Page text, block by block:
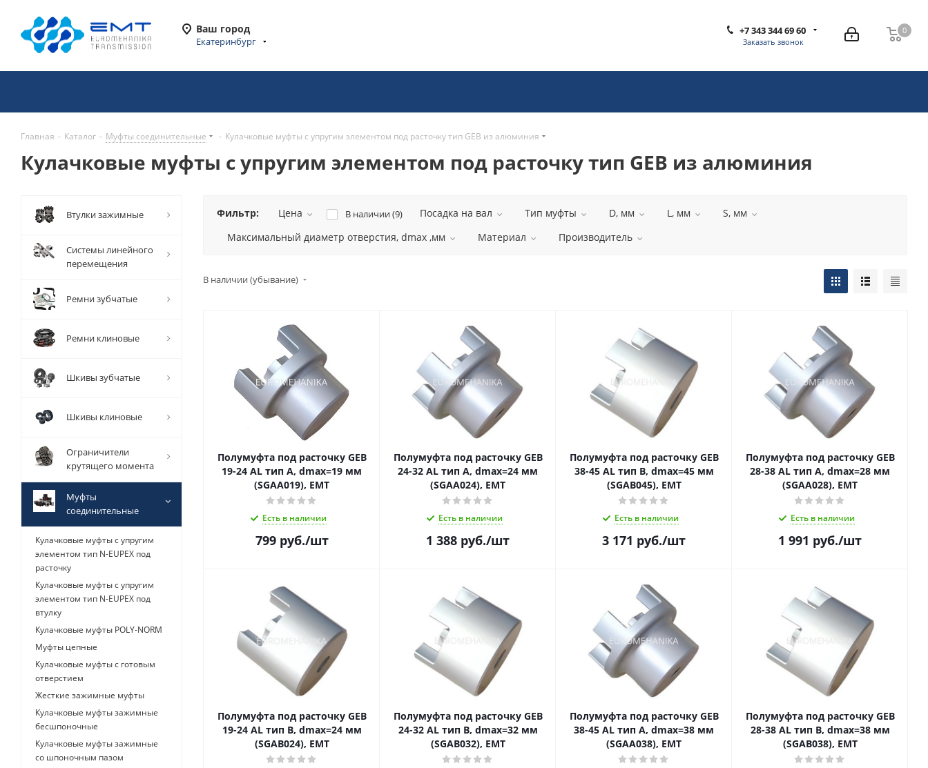
Ваш город
Екатеринбург
0
0
+7 343 344 69 60
Заказать звонок
Главная - Каталог - Муфты соединительные - Кулачковые муфты с упругим элементом под расточку тип GEB из алюминия
Кулачковые муфты с упругим элементом под расточку тип GEB из алюминия
Фильтр: Цена В наличии (9) Посадка на вал Тип муфты D, мм L, мм
S, мм
Максимальный диаметр отверстия, dmax ,мм
Материал Производитель
В наличии (убывание)
Полумуфта под расточку GEB
19-24 AL тип A, dmax=19 мм
(SGAA019), EMT
Есть в наличии
799руб./шт
Полумуфта под расточку GEB
24-32 AL тип A, dmax=24 мм
(SGAA024), EMT
Есть в наличии
1 388 руб./шт
Полумуфта под расточку GEB
38-45 AL тип B, dmax=45 мм
(SGAB045), EMT
Есть в наличии
3 171 руб./шт
Полумуфта под расточку GEB
28-38 AL тип A, dmax=28 мм
(SGAA028), EMT
Есть в наличии
1 991 руб./шт
Полумуфта под расточку GEB
19-24 AL тип B, dmax=24 мм
(SGAB024), EMT
Полумуфта под расточку GEB
24-32 AL тип B, dmax=32 мм
(SGAB032), EMT
Полумуфта под расточку GEB
38-45 AL тип A, dmax=38 мм
(SGAA038), EMT
Полумуфта под расточку GEB
28-38 AL тип B, dmax=38 мм
(SGAB038), EMT
Втулки зажимные
Системы линейного
перемещения
Ремни зубчатые
Ремни клиновые
Шкивы зубчатые
Шкивы клиновые
Ограничители
крутящего момента
Муфты
соединительные
Кулачковые муфты с упругим
элементом тип N-EUPEX под
расточку
Кулачковые муфты с упругим
элементом тип N-EUPEX под
втулку
Кулачковые муфты POLY-NORM
Муфты цепные
Кулачковые муфты с готовым
отверстием
Жесткие зажимные муфты
Кулачковые муфты зажимные
бесшпоночные
Кулачковые муфты зажимные
со шпоночным пазом